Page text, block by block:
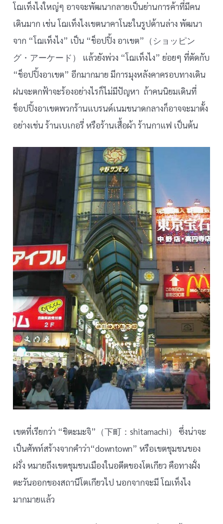
โฌเท็งไงใหญ่ๆ อาจจะพัฒนากลายเป็นย่านการค้าที่มีคน
เดินมาก เช่น โฌเท็งไงเขตนาคาโนะในรูปด้านล่าง พัฒนา
จาก “โฌเท็งไง” เป็น “ช็อปปิ้ง อาเขต”（ショッピン
グ・アーケード） แล้วยังพ่วง “โฌเท็งไง” ย่อยๆ ที่ตัดกับ
“ช็อปปิ้งอาเขต” อีกมากมาย มีการมุงหลังคาครอบทางเดิน
ฝนจะตกฟ้าจะร้องอย่างไรก็ไม่มีปัญหา ถ้าคนนิยมเดินที่
ช็อปปิ้งอาเขตพวกร้านแบรนด์เนมขนาดกลางก็อาจจะมาตั้ง
อย่างเช่น ร้านเบเกอรี่ หรือร้านเสื้อผ้า ร้านกาแฟ เป็นต้น
เขตที่เรียกว่า “ชิตะมะจิ”（下町：shitamachi） ซึ่งน่าจะ
เป็นศัพท์สร้างจากคำว่า“downtown” หรือเขตชุมชนของ
ฝรั่ง หมายถึงเขตชุมชนเมืองในอดีตของโตเกียว คือทางฝั่ง
ตะวันออกของสถานีโตเกียวไป นอกจากจะมี โฌเท็งไง
มากมายแล้ว